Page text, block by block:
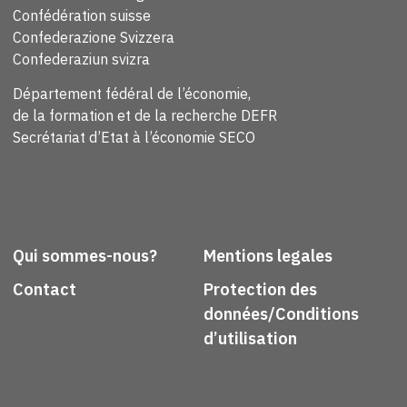
Confédération suisse
Confederazione Svizzera
Confederaziun svizra
Département fédéral de l’économie,
de la formation et de la recherche DEFR
Secrétariat d’Etat à l’économie SECO
Qui sommes-nous?
Contact
Mentions legales
Protection des
données/Conditions
d’utilisation